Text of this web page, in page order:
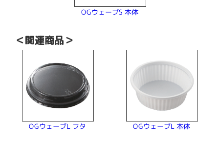
OGウェーブS 本体
＜関連商品＞
OGウェーブL フタ OGウェーブL 本体